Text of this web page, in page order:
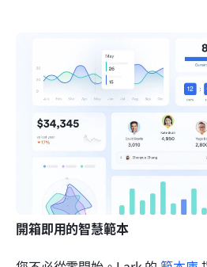
開箱即用的智慧範本